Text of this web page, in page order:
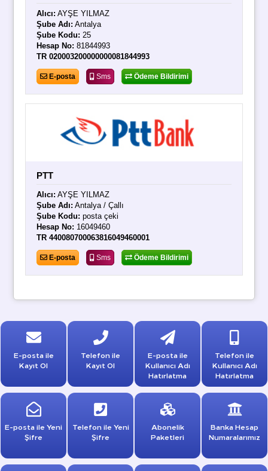
Alıcı: AYŞE YILMAZ
Şube Adı: Antalya
Şube Kodu: 25
Hesap No: 81844993
TR 020003200000000081844993
E-posta Sms Ödeme Bildirimi
PTT
Alıcı: AYŞE YILMAZ
Şube Adı: Antalya / Çallı
Şube Kodu: posta çeki
Hesap No: 16049460
TR 440080700063816049460001
E-posta Sms Ödeme Bildirimi
E-posta ile
Kayıt Ol
Telefon ile
Kayıt Ol
E-posta ile
Kullanıcı Adı
Hatırlatma
Telefon ile
Kullanıcı Adı
Hatırlatma
E-posta ile Yeni
Şifre
Telefon ile Yeni
Şifre
Abonelik
Paketleri
Banka Hesap
Numaralarımız